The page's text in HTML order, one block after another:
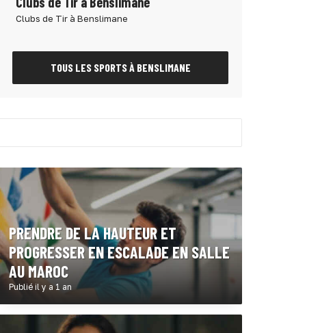
Clubs de Tir à Benslimane
TOUS LES SPORTS À BENSLIMANE
PRENDRE DE LA HAUTEUR ET
PROGRESSER EN ESCALADE EN SALLE
AU MAROC
Publié il y a 1 an